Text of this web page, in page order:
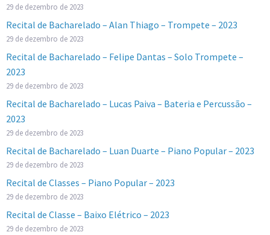
29 de dezembro de 2023
Recital de Bacharelado – Alan Thiago – Trompete – 2023
29 de dezembro de 2023
Recital de Bacharelado – Felipe Dantas – Solo Trompete –
2023
29 de dezembro de 2023
Recital de Bacharelado – Lucas Paiva – Bateria e Percussão –
2023
29 de dezembro de 2023
Recital de Bacharelado – Luan Duarte – Piano Popular – 2023
29 de dezembro de 2023
Recital de Classes – Piano Popular – 2023
29 de dezembro de 2023
Recital de Classe – Baixo Elétrico – 2023
29 de dezembro de 2023